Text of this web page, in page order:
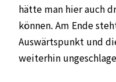
hätte man hier auch
können. Am Ende
Auswärtspunkt und
weiterhin